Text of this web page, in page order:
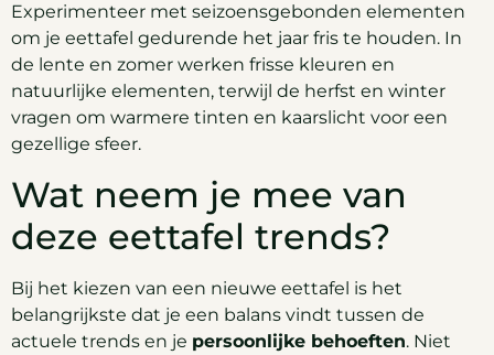
Experimenteer met seizoensgebonden elementen
om je eettafel gedurende het jaar fris te houden. In
de lente en zomer werken frisse kleuren en
natuurlijke elementen, terwijl de herfst en winter
vragen om warmere tinten en kaarslicht voor een
gezellige sfeer.
Wat neem je mee van
deze eettafel trends?
Bij het kiezen van een nieuwe eettafel is het
belangrijkste dat je een balans vindt tussen de
actuele trends en je persoonlijke behoeften. Niet